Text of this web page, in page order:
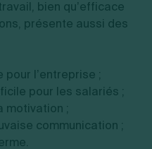
bien qu’efficace
présente aussi des
l’entreprise ;
pour les salariés ;
motivation ;
communication ;